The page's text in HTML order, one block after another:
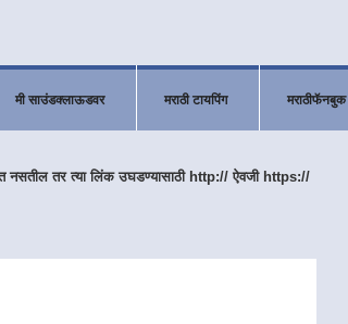
मी साउंडक्लाऊडवर मराठी टायपिंग मराठीफॅनबुक
नसतील तर त्या लिंक उघडण्यासाठी http:// ऐवजी https://